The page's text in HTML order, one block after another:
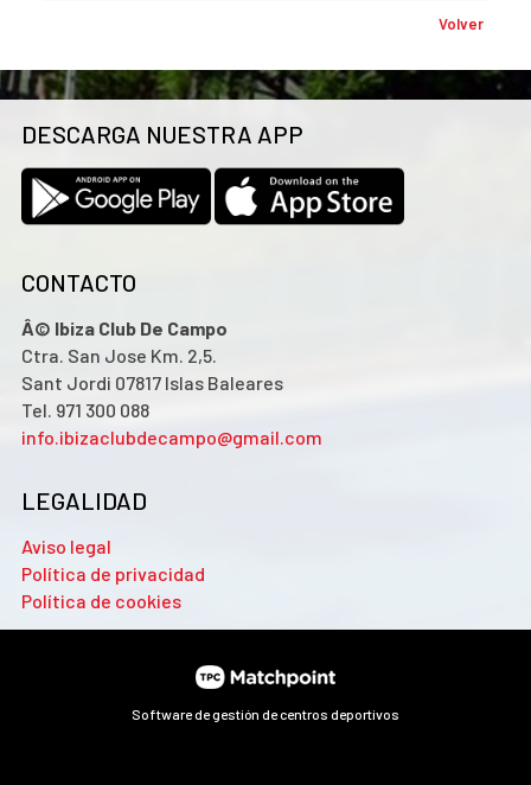
Volver
DESCARGA NUESTRA APP
CONTACTO
Â© Ibiza Club De Campo
Ctra. San Jose Km. 2,5.
Sant Jordi 07817 Islas Baleares
Tel. 971 300 088
info.ibizaclubdecampo@gmail.com
LEGALIDAD
Aviso legal
Política de privacidad
Política de cookies
Software de gestión de centros deportivos